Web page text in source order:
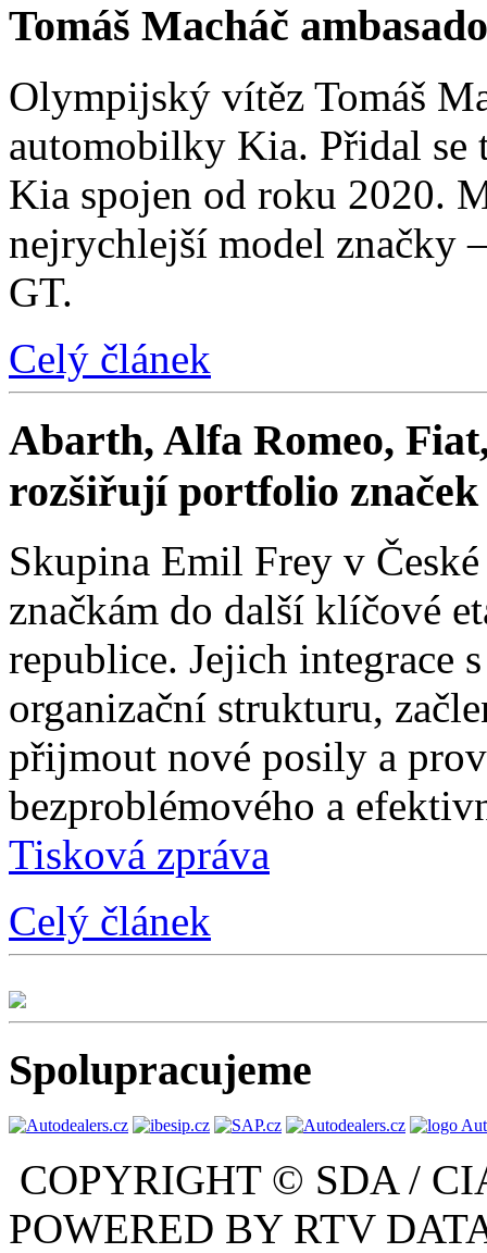
Tomáš Macháč
Olympijský vítěz Tomáš
automobilky Kia. Přidal se
Kia spojen od roku 2020.
nejrychlejší model značky
GT.
Celý článek
Abarth, Alfa Romeo,
rozšiřují portfolio
Skupina Emil Frey v
značkám do další klíčové
republice. Jejich integrace
organizační strukturu,
přijmout nové posily a
bezproblémového a
Tisková zpráva
Celý článek
Spolupracujeme
COPYRIGHT © SDA /
POWERED BY RTV